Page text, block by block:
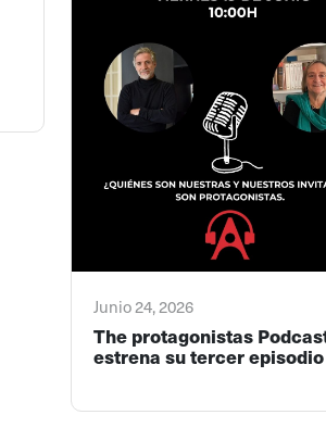
Junio 24, 2026
The protagonistas
estrena su tercer episodio